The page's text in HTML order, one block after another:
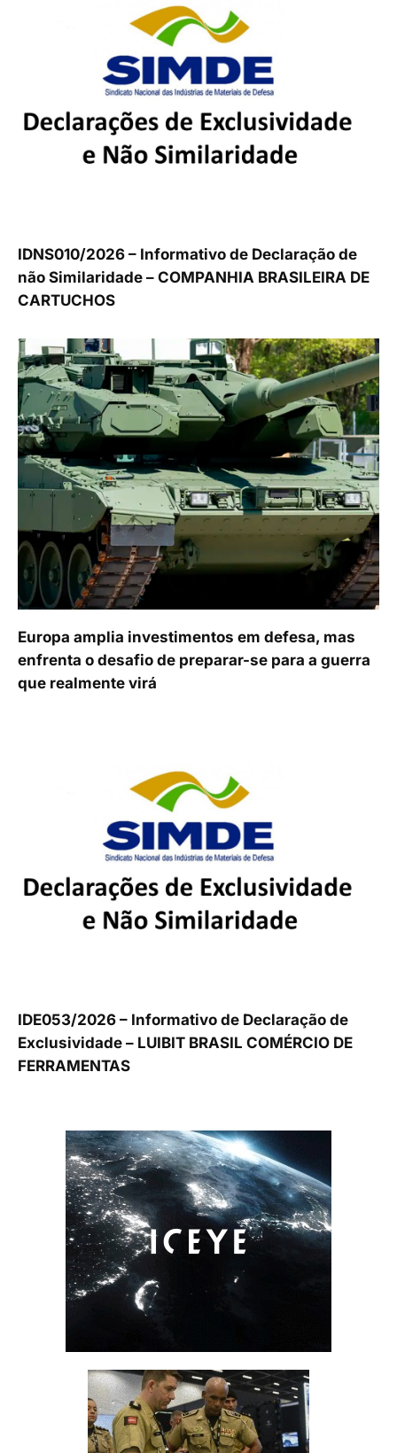
IDNS010/2026 – Informativo de Declaração de
não Similaridade – COMPANHIA BRASILEIRA DE
CARTUCHOS
Europa amplia investimentos em defesa, mas
enfrenta o desafio de preparar-se para a guerra
que realmente virá
IDE053/2026 – Informativo de Declaração de
Exclusividade – LUIBIT BRASIL COMÉRCIO DE
FERRAMENTAS